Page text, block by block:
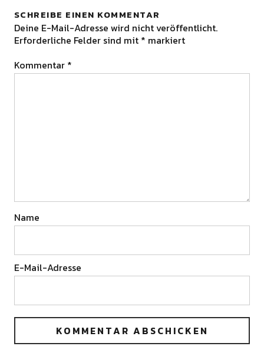
SCHREIBE EINEN KOMMENTAR
Deine E-Mail-Adresse wird nicht veröffentlicht.
Erforderliche Felder sind mit * markiert
Kommentar *
Name
E-Mail-Adresse